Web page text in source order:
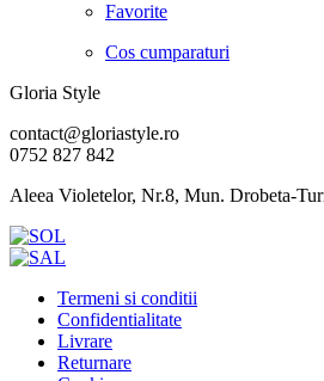
Favorite
Cos cumparaturi
Gloria Style
contact@gloriastyle.ro
0752 827 842
Aleea Violetelor, Nr.8, Mun. Drobeta-
Termeni si conditii
Confidentialitate
Livrare
Returnare